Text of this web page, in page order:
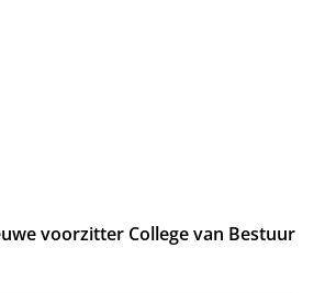
voorzitter College van Bestuur